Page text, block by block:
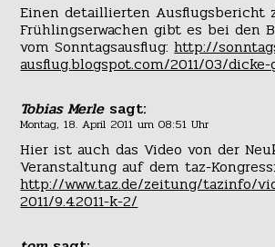
Einen detaillierten Ausflugsbericht
Frühlingserwachen gibt es bei den
vom Sonntagsausflug:http://
ausflug.blogspot.com/2011/03/
Tobias Merle sagt:
Montag, 18. April 2011 um 08:51 Uhr
Hier ist auch das Video von der
Veranstaltung auf dem taz-Kongress:
http://www.taz.de/zeitung/tazinfo/
2011/9.4.2011-k-2/